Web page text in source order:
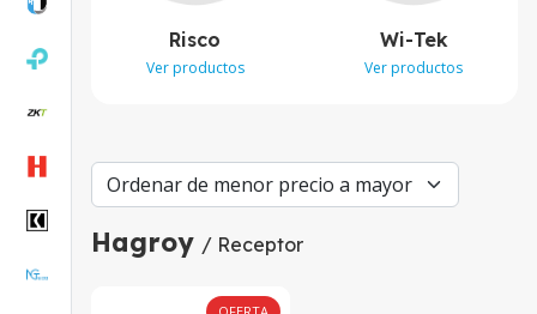
Risco
Ver productos
Wi-Tek
Ver productos
Hagroy / Receptor